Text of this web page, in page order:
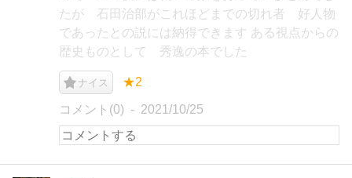
たが 石田治部がこれほどまでの切れ者 好人物
であったとの説には納得できます ある視点からの
歴史ものとして 秀逸の本でした
ナイス ★2
コメント(0) 2021/10/25